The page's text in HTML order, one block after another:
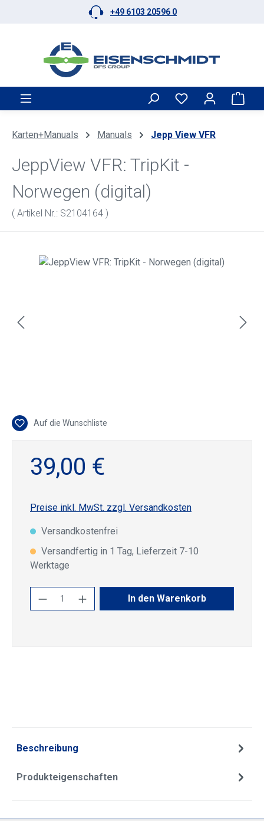
Zum Hauptinhalt springen+49 6103 20596 0
Karten+Manuals Manuals Jepp View VFR
JeppView VFR: TripKit -
Norwegen (digital)
( Artikel Nr.: S2104164 )
Bildergalerie überspringen
Auf die Wunschliste
39,00 €
Preise inkl. MwSt. zzgl. Versandkosten
Versandkostenfrei
Versandfertig in 1 Tag, Lieferzeit 7-10
Werktage
Produkt Anzahl: Gib den gewünschten
In den Warenkorb
Beschreibung
Produkteigenschaften